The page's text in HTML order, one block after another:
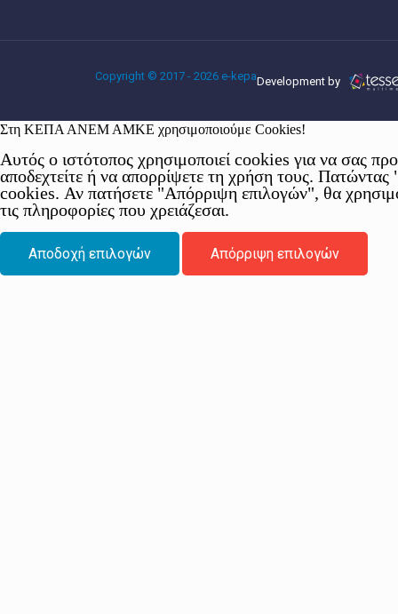
Copyright © 2017 - 2026 e-kepaDevelopment by
Στη ΚΕΠΑ ΑΝΕΜ ΑΜΚΕ χρησιμοποιούμε Cookies!
Αυτός ο ιστότοπος χρησιμοποιεί cookies για να σας
αποδεχτείτε ή να απορρίψετε τη χρήση τους.
cookies. Αν πατήσετε "Απόρριψη επιλογών", θα
τις πληροφορίες που χρειάζεσαι.
Αποδοχή επιλογών Απόρριψη επιλογών